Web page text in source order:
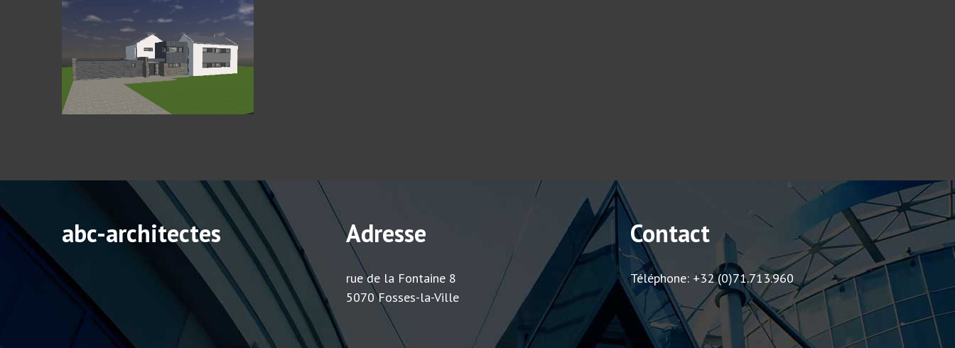
abc-architectes Adresse
rue de la Fontaine 8
5070 Fosses-la-Ville
Contact
Téléphone: +32 (0)71.713.960